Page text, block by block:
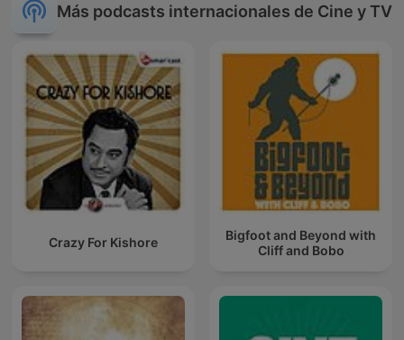
Más podcasts internacionales de Cine y TV
Crazy For Kishore
Bigfoot and Beyond with
Cliff and Bobo